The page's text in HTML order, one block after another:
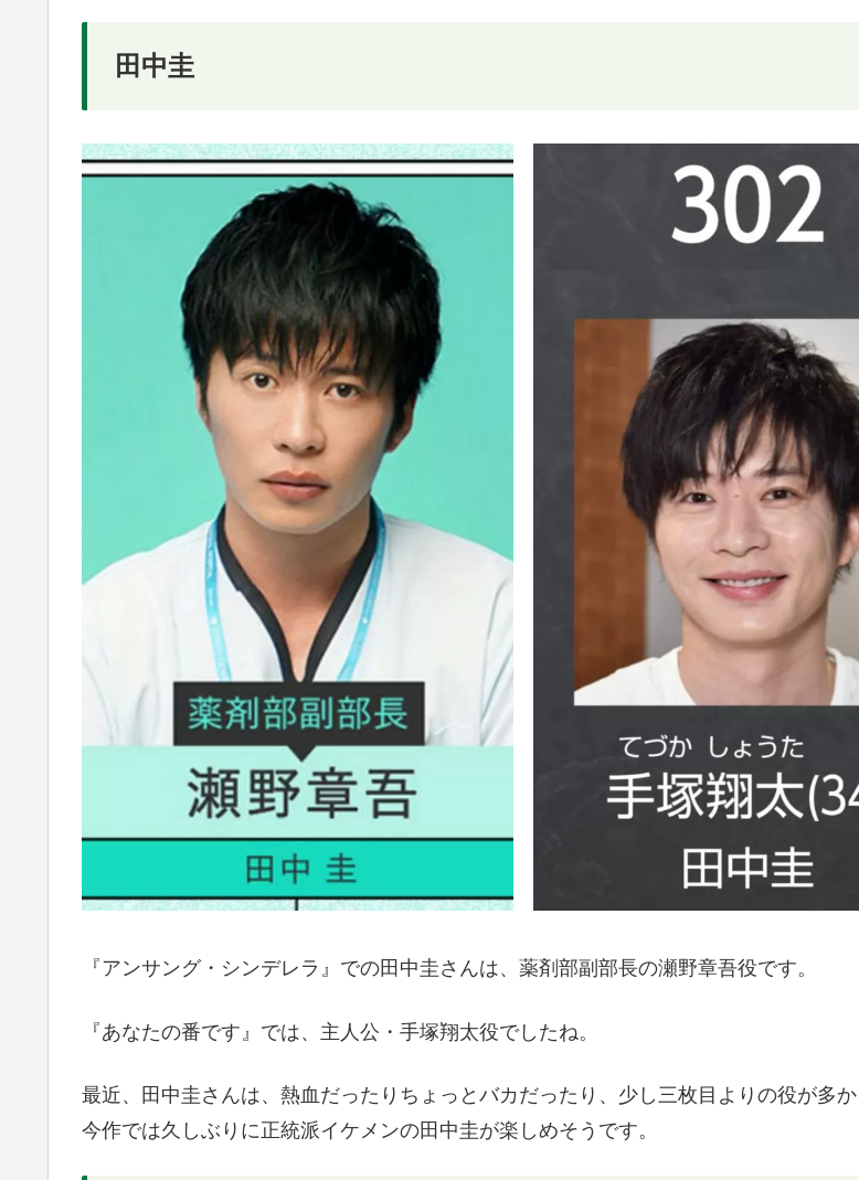
田中圭
『アンサング・シンデレラ』での田中圭さんは、薬剤部副部長の瀬野章吾役です。
『あなたの番です』では、主人公・手塚翔太役でしたね。
最近、田中圭さんは、熱血だったりちょっとバカだったり、少し三枚目よりの役が多か
今作では久しぶりに正統派イケメンの田中圭が楽しめそうです。